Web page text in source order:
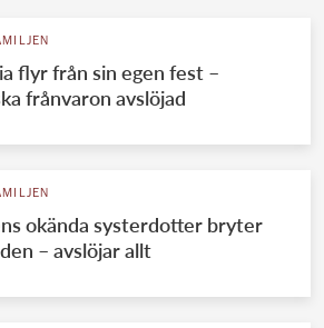
flyr från sin egen fest –
frånvaron avslöjad
okända systerdotter bryter
– avslöjar allt